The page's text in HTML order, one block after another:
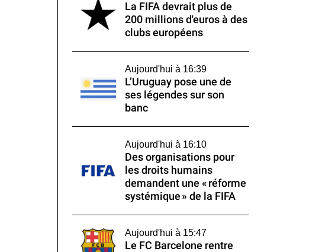
La FIFA devrait plus de
200 millions d'euros à des
clubs européens
Aujourd'hui à 16:39
L’Uruguay pose une de
ses légendes sur son
banc
Aujourd'hui à 16:10
Des organisations pour
les droits humains
demandent une « réforme
systémique » de la FIFA
Aujourd'hui à 15:47
Le FC Barcelone rentre